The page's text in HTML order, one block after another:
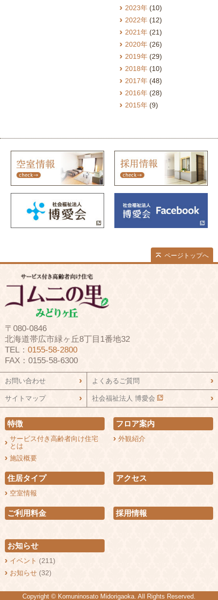
2023年 (10)
2022年 (12)
2021年 (21)
2020年 (26)
2019年 (29)
2018年 (10)
2017年 (48)
2016年 (28)
2015年 (9)
ページトップへ
〒080-0846
北海道帯広市緑ヶ丘8丁目1番地32
TEL： 0155-58-2800
FAX：0155-58-6300
お問い合わせ よくあるご質問
サイトマップ 社会福祉法人 博愛会
特徴
サービス付き高齢者向け住宅
とは
施設概要
フロア案内
外観紹介
住居タイプ
空室情報
アクセス
ご利用料金 採用情報
お知らせ
イベント (211)
お知らせ (32)
Copyright © Komuninosato Midorigaoka. All Rights Reserved.